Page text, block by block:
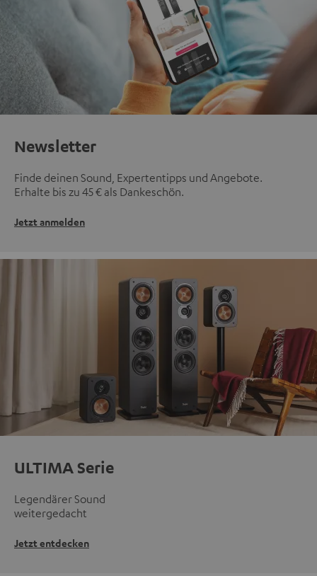
Newsletter
Finde deinen Sound, Expertentipps und Angebote.
Erhalte bis zu 45 € als Dankeschön.
Jetzt anmelden
ULTIMA Serie
Legendärer Sound
weitergedacht
Jetzt entdecken